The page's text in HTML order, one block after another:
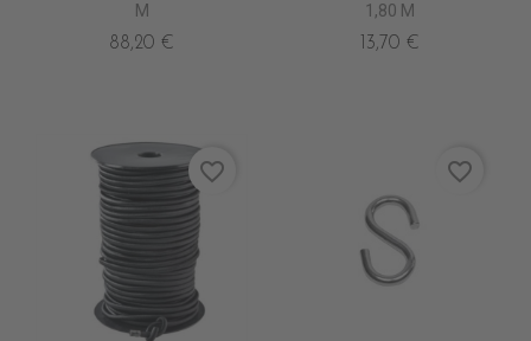
M
88,20 €
1,80 M
13,70 €
favorite_border favorite_border